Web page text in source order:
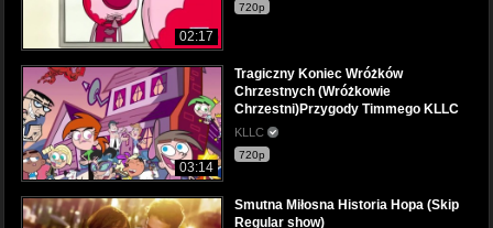
02:17
720p
03:14
Tragiczny Koniec Wróżków
Chrzestnych (Wróżkowie
Chrzestni)Przygody Timmego KLLC
KLLC
720p
Smutna Miłosna Historia Hopa (Skip
Regular show)